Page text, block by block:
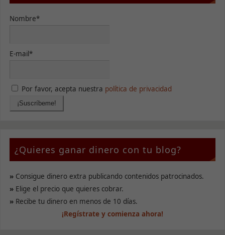
Nombre*
E-mail*
Por favor, acepta nuestra política de privacidad
¿Quieres ganar dinero con tu blog?
»Consigue dinero extra publicando contenidos patrocinados.
»Elige el precio que quieres cobrar.
»Recibe tu dinero en menos de 10 días.
¡Regístrate y comienza ahora!